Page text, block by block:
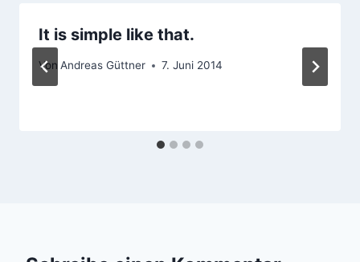
It is simple like that.
Von Andreas Güttner 7. Juni 2014